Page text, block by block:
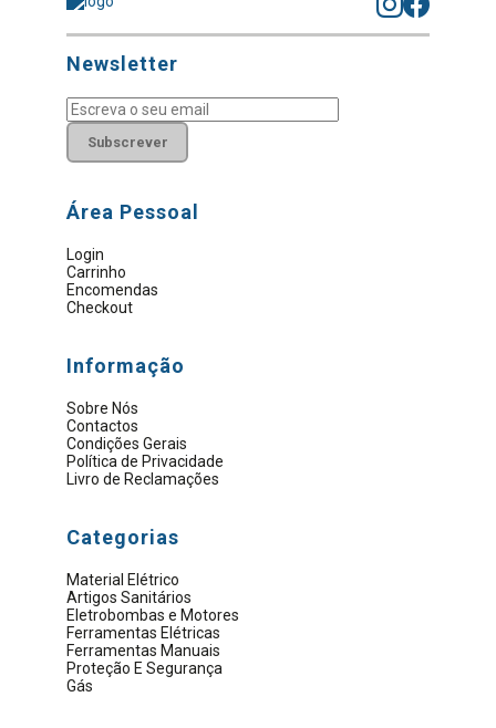
Newsletter
Subscrever
Área Pessoal
Login
Carrinho
Encomendas
Checkout
Informação
Sobre Nós
Contactos
Condições Gerais
Política de Privacidade
Livro de Reclamações
Categorias
Material Elétrico
Artigos Sanitários
Eletrobombas e Motores
Ferramentas Elétricas
Ferramentas Manuais
Proteção E Segurança
Gás